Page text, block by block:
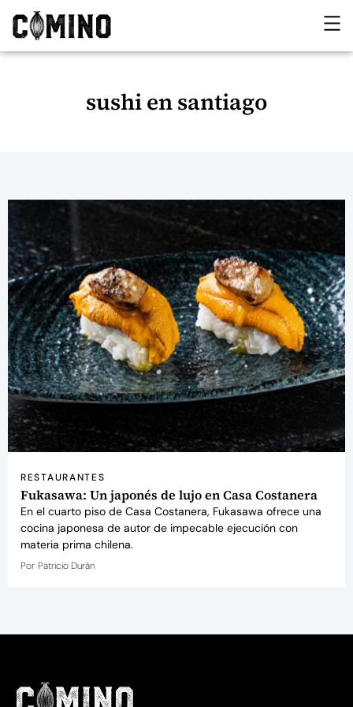
sushi en santiago
RESTAURANTES
Fukasawa: Un japonés de lujo en Casa Costanera
En el cuarto piso de Casa Costanera, Fukasawa ofrece una
cocina japonesa de autor de impecable ejecución con
materia prima chilena.
Por Patricio Durán